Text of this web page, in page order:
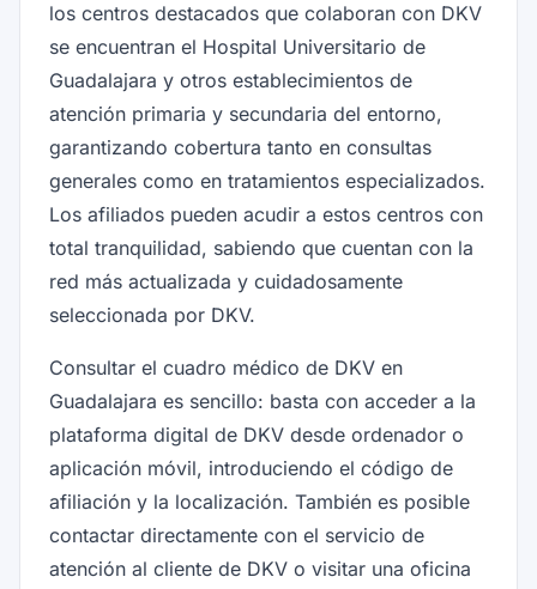
los centros destacados que colaboran con DKV
se encuentran el Hospital Universitario de
Guadalajara y otros establecimientos de
atención primaria y secundaria del entorno,
garantizando cobertura tanto en consultas
generales como en tratamientos especializados.
Los afiliados pueden acudir a estos centros con
total tranquilidad, sabiendo que cuentan con la
red más actualizada y cuidadosamente
seleccionada por DKV.
Consultar el cuadro médico de DKV en
Guadalajara es sencillo: basta con acceder a la
plataforma digital de DKV desde ordenador o
aplicación móvil, introduciendo el código de
afiliación y la localización. También es posible
contactar directamente con el servicio de
atención al cliente de DKV o visitar una oficina